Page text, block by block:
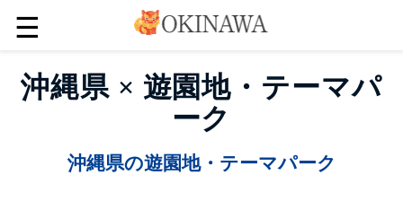
☰
沖縄県 × 遊園地・テーマパ
ーク
沖縄県の遊園地・テーマパーク